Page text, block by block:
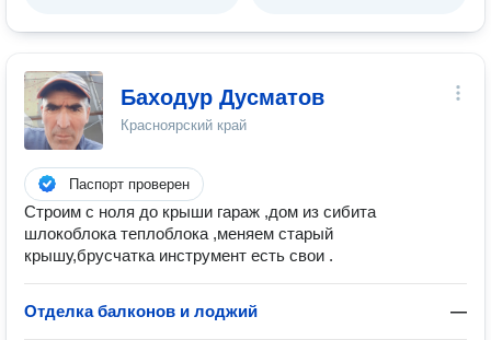
Баходур Дусматов
Красноярский край
Паспорт проверен
Строим с ноля до крыши гараж ,дом из сибита
шлокоблока теплоблока ,меняем старый
крышу,брусчатка инструмент есть свои .
Отделка балконов и лоджий —